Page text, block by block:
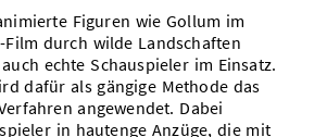
Figuren wie Gollum im
Film durch wilde Landschaften
echte Schauspieler im Einsatz.
dafür als gängige Methode das
angewendet. Dabei
in hautenge Anzüge, die mit